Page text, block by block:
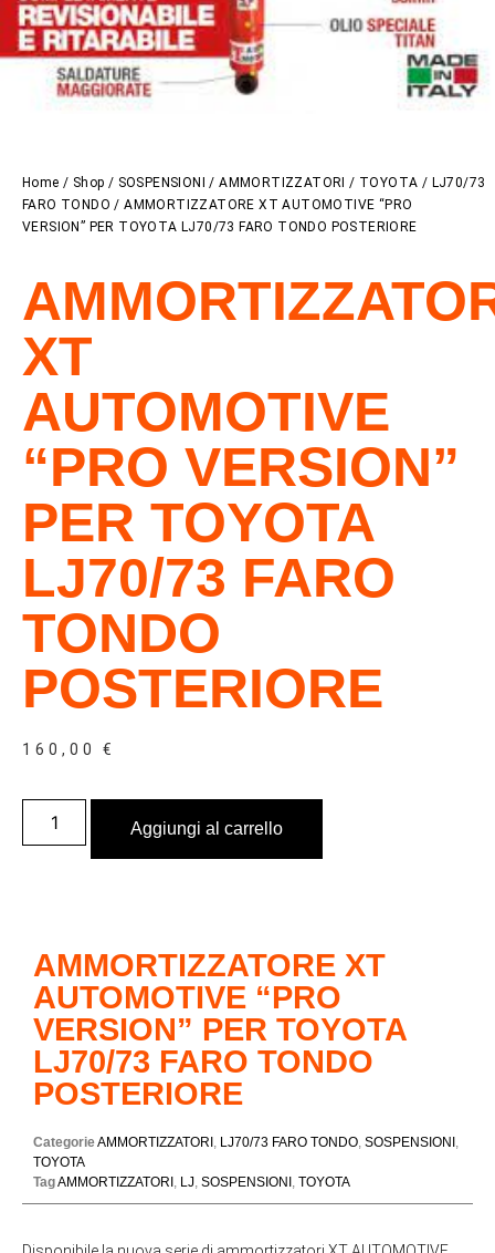
Home / Shop / SOSPENSIONI /AMMORTIZZATORI / TOYOTA / LJ70/73
FARO TONDO / AMMORTIZZATORE XT AUTOMOTIVE “PRO
VERSION” PER TOYOTA LJ70/73 FARO TONDO POSTERIORE
XT
AUTOMOTIVE
“PRO VERSION”
PER TOYOTA
LJ70/73 FARO
TONDO
POSTERIORE
160,00€
Aggiungi al carrello
AMMORTIZZATORE XT
AUTOMOTIVE “PRO
VERSION” PER TOYOTA
LJ70/73 FARO TONDO
POSTERIORE
CategorieAMMORTIZZATORI , LJ70/73 FARO TONDO, SOSPENSIONI ,
TOYOTA
TagAMMORTIZZATORI , LJ, SOSPENSIONI , TOYOTA